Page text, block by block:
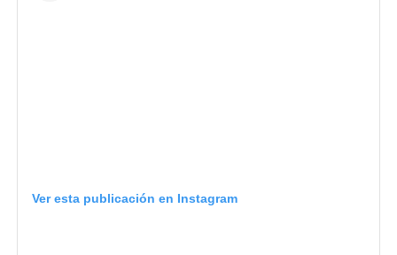
Ver esta publicación en Instagram